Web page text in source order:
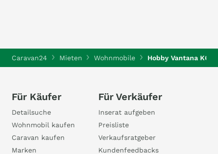
Caravan24 Mieten Wohnmobile Hobby Vantana K60
Für Käufer
Detailsuche
Wohnmobil kaufen
Caravan kaufen
Marken
Für Verkäufer
Inserat aufgeben
Preisliste
Verkaufsratgeber
Kundenfeedbacks